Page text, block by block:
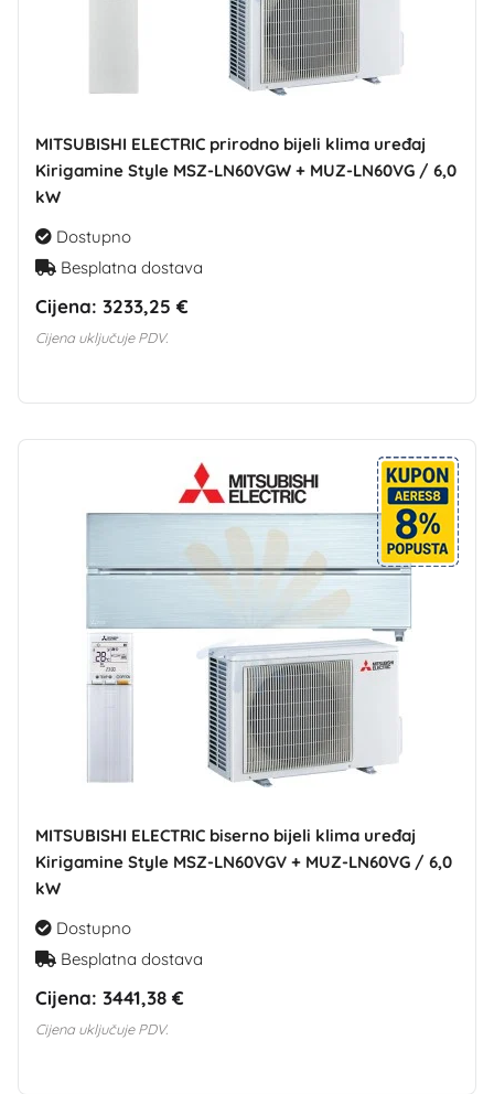
MITSUBISHI ELECTRIC prirodno bijeli klima uređaj
Kirigamine Style MSZ-LN60VGW + MUZ-LN60VG / 6,0
kW
Dostupno
Besplatna dostava
Cijena: 3233,25 €
Cijena uključuje PDV.
MITSUBISHI ELECTRIC biserno bijeli klima uređaj
Kirigamine Style MSZ-LN60VGV + MUZ-LN60VG / 6,0
kW
Dostupno
Besplatna dostava
Cijena: 3441,38 €
Cijena uključuje PDV.